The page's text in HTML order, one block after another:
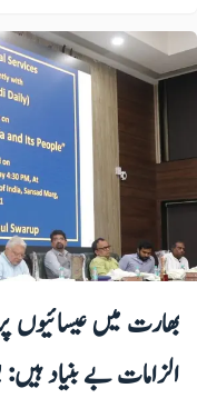
بھارت میں
الزامات بے بنیاد